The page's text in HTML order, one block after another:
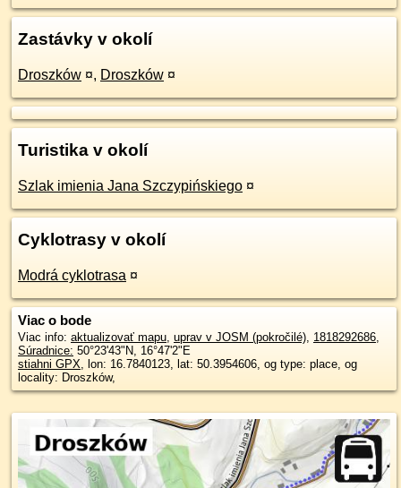
Zastávky v okolí
Droszków ¤, Droszków ¤
Turistika v okolí
Szlak imienia Jana Szczypińskiego ¤
Cyklotrasy v okolí
Modrá cyklotrasa ¤
Viac o bode
Viac info: aktualizovať mapu, uprav v JOSM (pokročilé), 1818292686,
Súradnice: 50°23'43"N, 16°47'2"E
stiahni GPX, lon: 16.7840123, lat: 50.3954606, og type: place, og
locality: Droszków,